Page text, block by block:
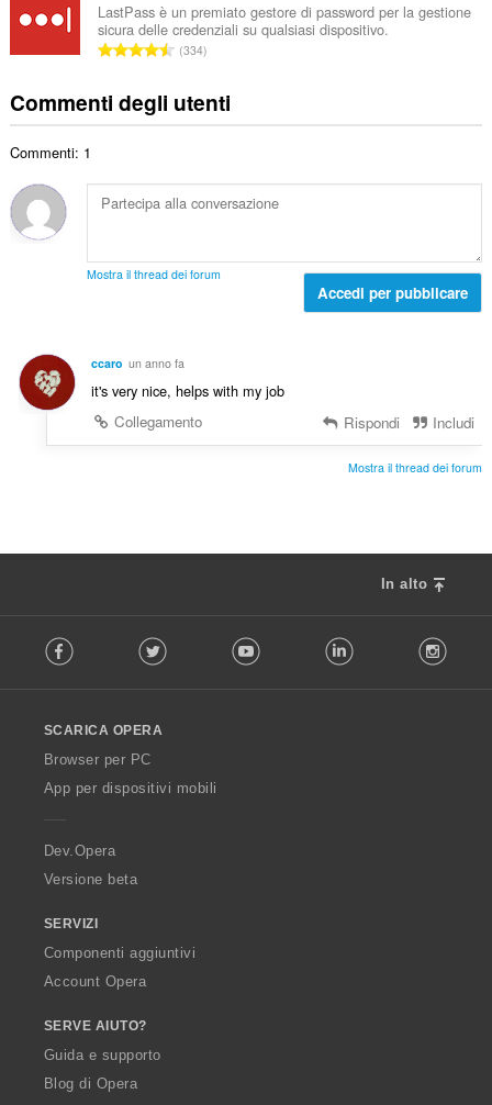
Questa
estensione
può
tue
schede
alle
di
navigazione.
d
i
z
:
d
i
g
u
d
i
:
t
a
d
i
u
d
z
i
e
r
o
o
t
e
d
i
z
i
LastPass è un premiato gestore di password per la gestione
sicura delle credenziali su qualsiasi dispositivo.
N
e
t
o
l
g
u
d
i
334
Commenti degli utenti
Commenti: 1
Mostra il thread dei forum
Accedi per pubblicare
ccaro un anno fa
it's very nice, helps with my job
Collegamento
Rispondi Includi
Mostra il thread dei forum
In alto
o
w
O
p
a
Facebook Twitter Youtube LinkedIn
SCARICA OPERA
Browser per PC
App per dispositivi mobili
Dev.Opera
Versione beta
SERVIZI
Componenti aggiuntivi
Account Opera
SERVE AIUTO?
Guida e supporto
Blog di Opera